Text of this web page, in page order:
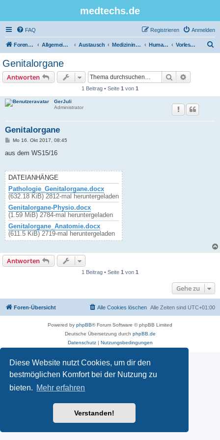
Diese Website nutzt Cookies, um dir den
bestmöglichen Komfort bei der Nutzung zu
bieten. Mehr erfahren
Verstanden!
medtechs.de
FAQ Anmelden
Registrieren
Foren-Übersicht Allgemeines Board Austausch Medizininformatik Humanbiologie Vorlesungsunterlagen
Genitalorgane
Antworten Suche
1 Beitrag • Seite 1 von 1
GerJuli
Administrator
Genitalorgane
B
i
g
Mo 16. Okt 2017, 08:45
aus dem WS15/16
DATEIANHÄNGE
Pathologie_Genitalorgane.docx
(632.18 KiB) 2812-mal heruntergeladen
Genitalorgane-Physio.docx
(1.59 MiB) 2784-mal heruntergeladen
Genitalorgane_Anatomie.docx
(611.5 KiB) 2719-mal heruntergeladen
Antworten
1 Beitrag • Seite 1 von 1
Gehe zu
Foren-Übersicht Alle Zeiten sind UTC+01:00
Alle Cookies löschen
Powered by phpBB® Forum Software © phpBB Limited
Deutsche Übersetzung durch phpBB.de
Datenschutz| Nutzungsbedingungen